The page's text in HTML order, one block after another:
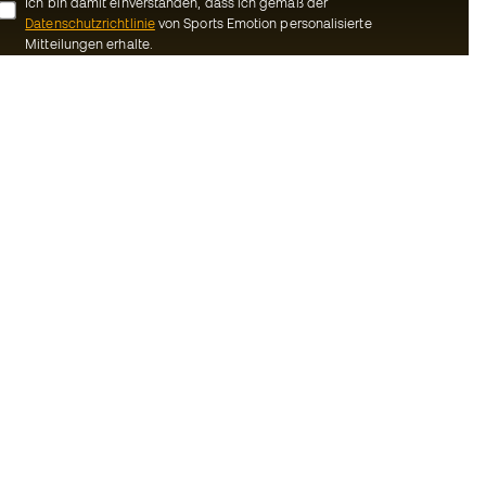
Datenschutzrichtlinievon Sports Emotion personalisierte
Mitteilungen erhalte.